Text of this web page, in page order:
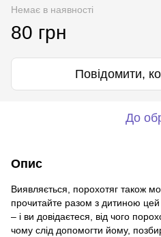
Немає в наявності
80 грн
Повідомити,
До
Опис
Виявляється, порохотяг також
прочитайте разом з дитиною цей
– і ви довідаєтеся, від чого
чому слід допомогти йому,